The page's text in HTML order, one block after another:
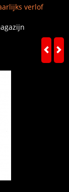
verlof